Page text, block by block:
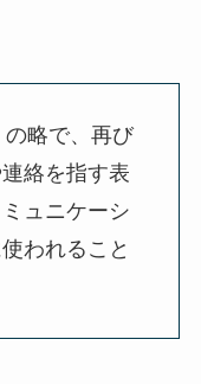
の略で、再び
絡を指す表
ュニケーシ
われること